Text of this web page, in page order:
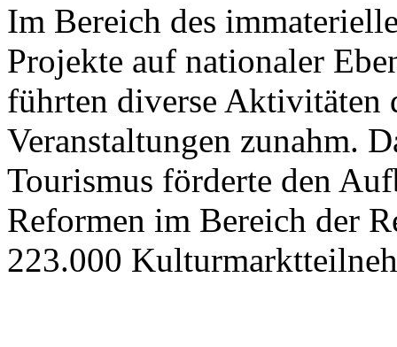
Im Bereich des
Projekte auf nationaler
führten diverse Aktivitäten
Veranstaltungen zunahm.
Tourismus förderte den
Reformen im Bereich der
223.000